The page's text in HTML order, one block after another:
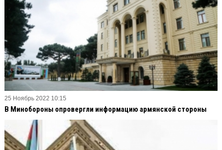
25 Ноябрь 2022 10:15
В Минобороны опровергли информацию армянской стороны